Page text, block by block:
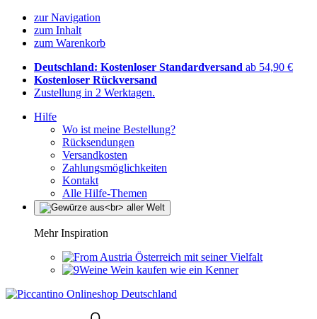
zur Navigation
zum Inhalt
zum Warenkorb
Deutschland: Kostenloser Standardversand ab 54,90 €
Kostenloser Rückversand
Zustellung in 2 Werktagen.
Hilfe
Wo ist meine Bestellung?
Rücksendungen
Versandkosten
Zahlungsmöglichkeiten
Kontakt
Alle Hilfe-Themen
Mehr Inspiration
Österreich mit seiner Vielfalt
Wein kaufen wie ein Kenner